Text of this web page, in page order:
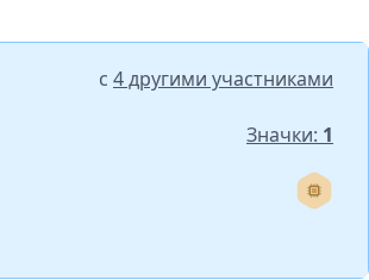
с 4 другими участниками
Значки: 1